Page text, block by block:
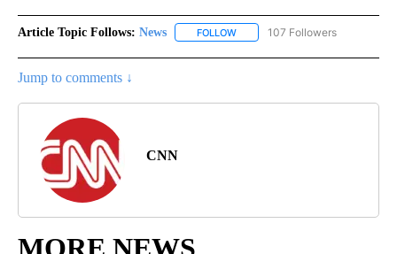
Article Topic Follows: News FOLLOW FOLLOW "NEWS" TO RECEIVE
107 Followers
Jump to comments ↓
CNN
MORE NEWS